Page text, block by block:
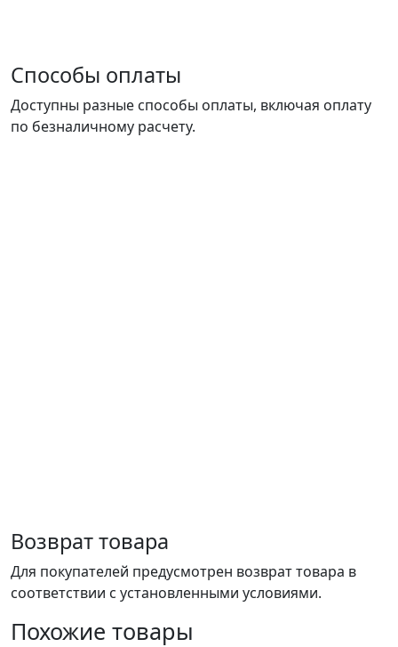
Способы оплаты
Доступны разные способы оплаты, включая оплату
по безналичному расчету.
Возврат товара
Для покупателей предусмотрен возврат товара в
соответствии с установленными условиями.
Похожие товары